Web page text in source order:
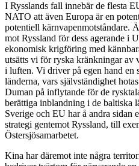
I Rysslands fall innebär de flesta
NATO att även Europa är en
potentiell kärnvapenmotståndare.
mot Ryssland för dess agerande i
ekonomisk krigföring med
utsätts vi för ryska kränkningar av
i luften. Vi driver på egen hand en
länderna, vars självständighet
Duman på inflytande för de
berättiga inblandning i de baltiska
Sverige och EU har å andra sidan
strategi gentemot Ryssland, till
Östersjösamarbetet.
Kina har däremot inte några